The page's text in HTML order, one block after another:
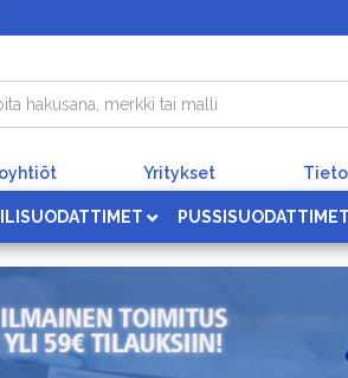
Yritykset
PUSSISUODATTIMET